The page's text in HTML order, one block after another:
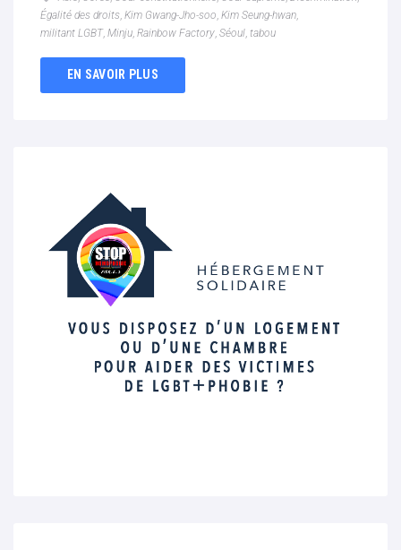
Égalité des droits Kim Gwang-Jho-soo Kim Seung-hwan
militant LGBT, Minju Rainbow Factory Séoul tabou
EN SAVOIR PLUS